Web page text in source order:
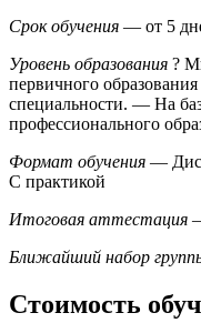
Срок обучения — от 5
Уровень образования ?
первичного
специальности. — На
профессионального
Формат обучения —
С практикой
Итоговая аттестация
Ближайший набор
Стоимость